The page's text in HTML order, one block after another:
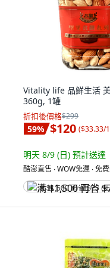
Vitality life 品鮮生活
360g, 1罐
折扣後價格$299
59% $120 ($33.33/
明天 8/9 (日) 預計送達
酷澎直售 ∙ WOW免運 ∙ 免
满 $1,500 再省 $75 (